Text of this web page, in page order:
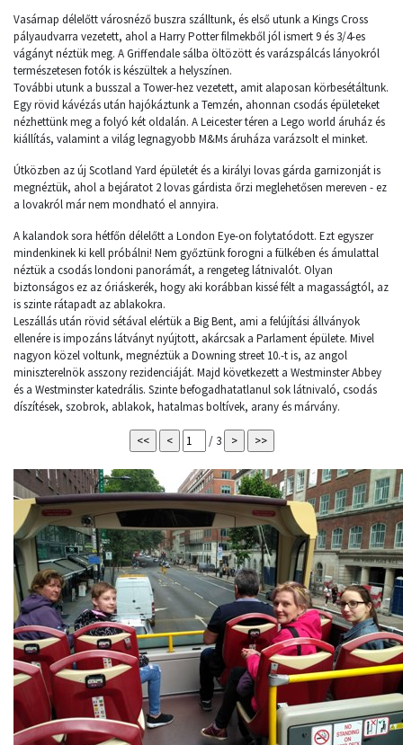
Vasárnap délelőtt városnéző buszra szálltunk, és első utunk a Kings Cross
pályaudvarra vezetett, ahol a Harry Potter filmekből jól ismert 9 és 3/4-es
vágányt néztük meg. A Griffendale sálba öltözött és varázspálcás lányokról
természetesen fotók is készültek a helyszínen.
További utunk a busszal a Tower-hez vezetett, amit alaposan körbesétáltunk.
Egy rövid kávézás után hajókáztunk a Temzén, ahonnan csodás épületeket
nézhettünk meg a folyó két oldalán. A Leicester téren a Lego world áruház és
kiállítás, valamint a világ legnagyobb M&Ms áruháza varázsolt el minket.
Útközben az új Scotland Yard épületét és a királyi lovas gárda garnizonját is
megnéztük, ahol a bejáratot 2 lovas gárdista őrzi meglehetősen mereven - ez
a lovakról már nem mondható el annyira.
A kalandok sora hétfőn délelőtt a London Eye-on folytatódott. Ezt egyszer
mindenkinek ki kell próbálni! Nem győztünk forogni a fülkében és ámulattal
néztük a csodás londoni panorámát, a rengeteg látnivalót. Olyan
biztonságos ez az óriáskerék, hogy aki korábban kissé félt a magasságtól, az
is szinte rátapadt az ablakokra.
Leszállás után rövid sétával elértük a Big Bent, ami a felújítási állványok
ellenére is impozáns látványt nyújtott, akárcsak a Parlament épülete. Mivel
nagyon közel voltunk, megnéztük a Downing street 10.-t is, az angol
miniszterelnök asszony rezidenciáját. Majd következett a Westminster Abbey
és a Westminster katedrális. Szinte befogadhatatlanul sok látnivaló, csodás
díszítések, szobrok, ablakok, hatalmas boltívek, arany és márvány.
/ 3